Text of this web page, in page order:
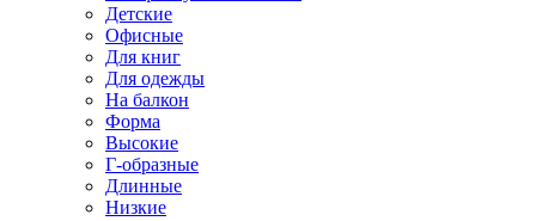
Детские
Офисные
Для книг
Для одежды
На балкон
Форма
Высокие
Г-образные
Длинные
Низкие